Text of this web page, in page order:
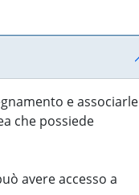
e associarle
che possiede
avere accesso a